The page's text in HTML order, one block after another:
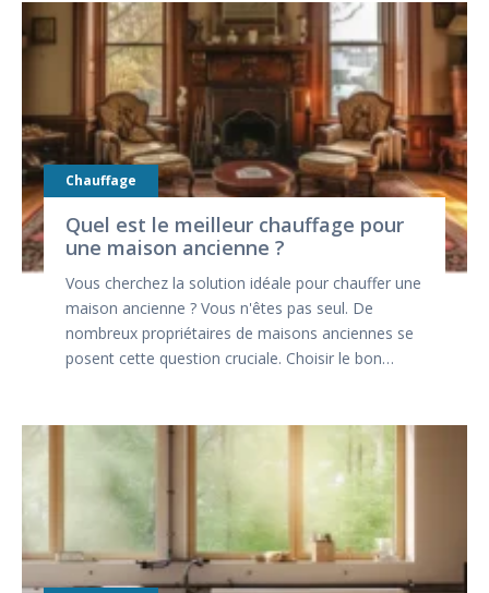
Chauffage
Quel est le meilleur chauffage pour
une maison ancienne ?
Vous cherchez la solution idéale pour chauffer une
maison ancienne ? Vous n'êtes pas seul. De
nombreux propriétaires de maisons anciennes se
posent cette question cruciale. Choisir le bon…